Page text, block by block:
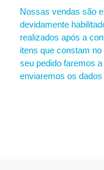
Nossas vendas são
devidamente
realizados após a
itens que constam
seu pedido faremos
enviaremos os